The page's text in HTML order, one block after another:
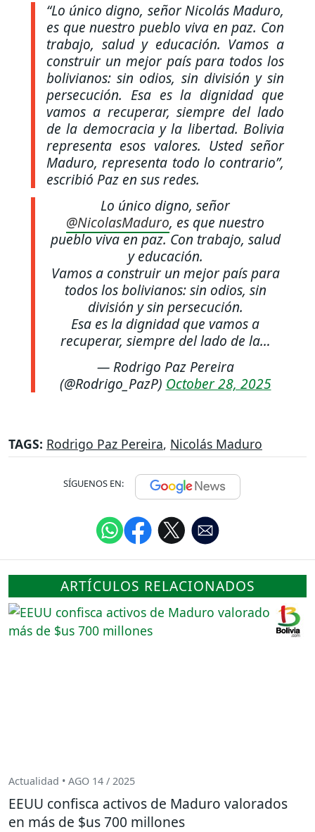
“Lo único digno, señor Nicolás Maduro,
es que nuestro pueblo viva en paz. Con
trabajo, salud y educación. Vamos a
construir un mejor país para todos los
bolivianos: sin odios, sin división y sin
persecución. Esa es la dignidad que
vamos a recuperar, siempre del lado
de la democracia y la libertad. Bolivia
representa esos valores. Usted señor
Maduro, representa todo lo contrario”,
escribió Paz en sus redes.
Lo único digno, señor
@NicolasMaduro, es que nuestro
pueblo viva en paz. Con trabajo, salud
y educación.
Vamos a construir un mejor país para
todos los bolivianos: sin odios, sin
división y sin persecución.
Esa es la dignidad que vamos a
recuperar, siempre del lado de la…
— Rodrigo Paz Pereira
(@Rodrigo_PazP) October 28, 2025
TAGS: Rodrigo Paz Pereira, Nicolás Maduro
SÍGUENOS EN:
ARTÍCULOS RELACIONADOS
Actualidad • AGO 14 / 2025
EEUU confisca activos de Maduro valorados
en más de $us 700 millones